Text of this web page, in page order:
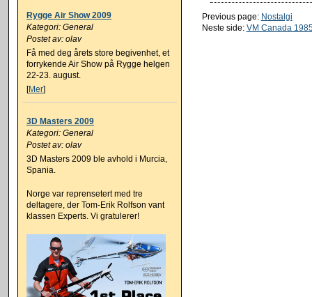
Rygge Air Show 2009
Kategori: General
Postet av: olav
Få med deg årets store begivenhet, et
forrykende Air Show på Rygge helgen
22-23. august.
[Mer]
3D Masters 2009
Kategori: General
Postet av: olav
3D Masters 2009 ble avhold i Murcia,
Spania.
Norge var reprensetert med tre
deltagere, der Tom-Erik Rolfson vant
klassen Experts. Vi gratulerer!
Previous page: Nostalgi
Neste side: VM Canada